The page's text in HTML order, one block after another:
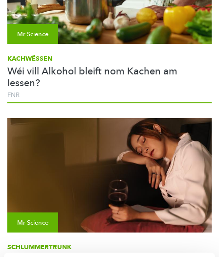
Mr Science
KACHWËSSEN
Wéi vill Alkohol bleift nom Kachen am
Iessen?
FNR
Mr Science
SCHLUMMERTRUNK